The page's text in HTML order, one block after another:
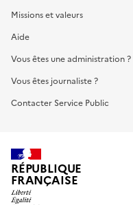
Missions et valeurs
Aide
Vous êtes une administration ?
Vous êtes journaliste ?
Contacter Service Public
RÉPUBLIQUE
FRANÇAISE